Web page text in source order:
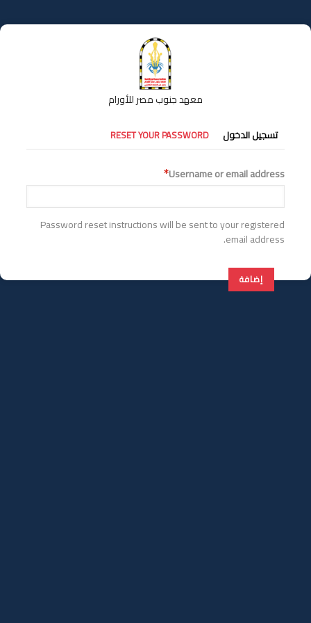
إلى
المحتوى
معهد جنوب مصر للأورام
التبويبات
الأساسية
تسجيل الدخول RESET YOUR PASSWORD
Username or email address
Password reset instructions will be sent to your registered
email address.